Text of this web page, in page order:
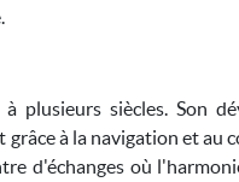
plusieurs siècles. Son
à la navigation et au
d'échanges où